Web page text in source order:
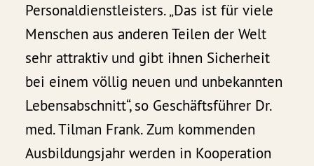
Personaldienstleisters. „Das ist für viele
Menschen aus anderen Teilen der Welt
sehr attraktiv und gibt ihnen Sicherheit
bei einem völlig neuen und unbekannten
Lebensabschnitt“, so Geschäftsführer Dr.
med. Tilman Frank. Zum kommenden
Ausbildungsjahr werden in Kooperation